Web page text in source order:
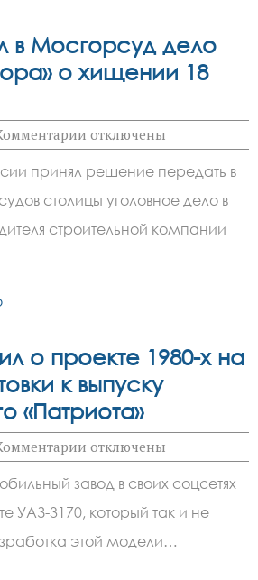
в Мосгорсуд дело
о хищении 18
к
записи
передал
в
Мосгорсуд
дело
главы
отключены
принял решение передать в
столицы уголовное дело в
строительной компании
о проекте 1980-х на
к выпуску
«Патриота»
к
записи
напомнил
о
проекте
1980-
х
отключены
завод в своих соцсетях
УАЗ-3170, который так и не
этой модели…